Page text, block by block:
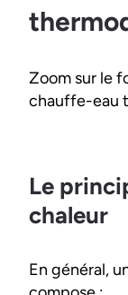
Zoom sur le
chauffe-eau
Le
chaleur
En général,